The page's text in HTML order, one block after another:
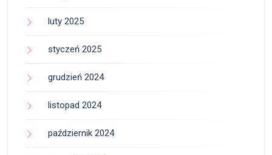
luty 2025
styczeń 2025
grudzień 2024
listopad 2024
październik 2024